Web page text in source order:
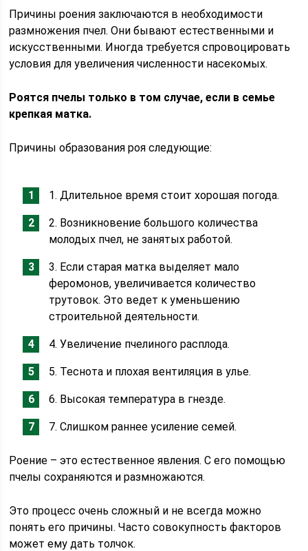
Причины роения заключаются в необходимости
размножения пчел. Они бывают естественными и
искусственными. Иногда требуется спровоцировать
условия для увеличения численности насекомых.
Роятся пчелы только в том случае, если в семье
крепкая матка.
Причины образования роя следующие:
1. Длительное время стоит хорошая погода.
2. Возникновение большого количества
молодых пчел, не занятых работой.
3. Если старая матка выделяет мало
феромонов, увеличивается количество
трутовок. Это ведет к уменьшению
строительной деятельности.
4. Увеличение пчелиного расплода.
5. Теснота и плохая вентиляция в улье.
6. Высокая температура в гнезде.
7. Слишком раннее усиление семей.
Роение – это естественное явления. С его помощью
пчелы сохраняются и размножаются.
Это процесс очень сложный и не всегда можно
понять его причины. Часто совокупность факторов
может ему дать толчок.